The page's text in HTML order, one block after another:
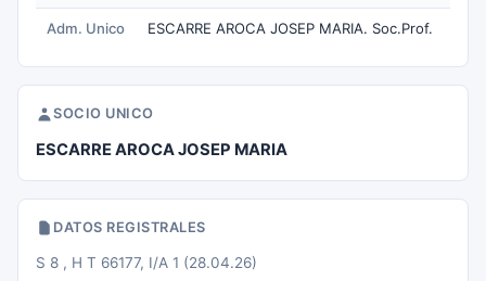
Adm. Unico ESCARRE AROCA JOSEP MARIA. Soc.Prof.
SOCIO UNICO
ESCARRE AROCA JOSEP MARIA
DATOS REGISTRALES
S 8 , H T 66177, I/A 1 (28.04.26)